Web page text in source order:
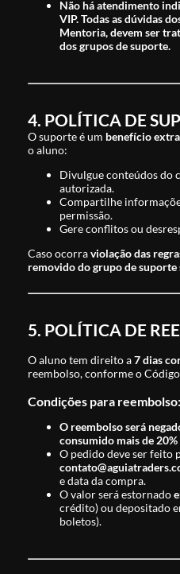
Não há atendimento
VIP. Todas as dúvidas
Mentoria, devem ser
dos grupos de suporte.
4. POLÍTICA DE
O suporte é um benefício extra
o aluno:
Divulgue conteúdos do
autorizada.
Compartilhe
permissão.
Gere conflitos ou
Caso ocorraviolação das
removido do grupo de
5. POLÍTICA DE
O aluno tem direito a7 dias
reembolso, conforme o
Condições para reembolso:
O reembolso será
consumido mais de
O pedido deve ser feito
e data da compra.
O valor será estornado
crédito) ou depositado
boletos).